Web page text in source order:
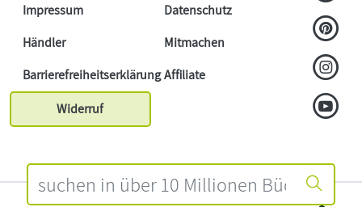
Impressum
Datenschutz
Händler
Mitmachen
BarrierefreiheitserklärungAffiliate
Widerruf